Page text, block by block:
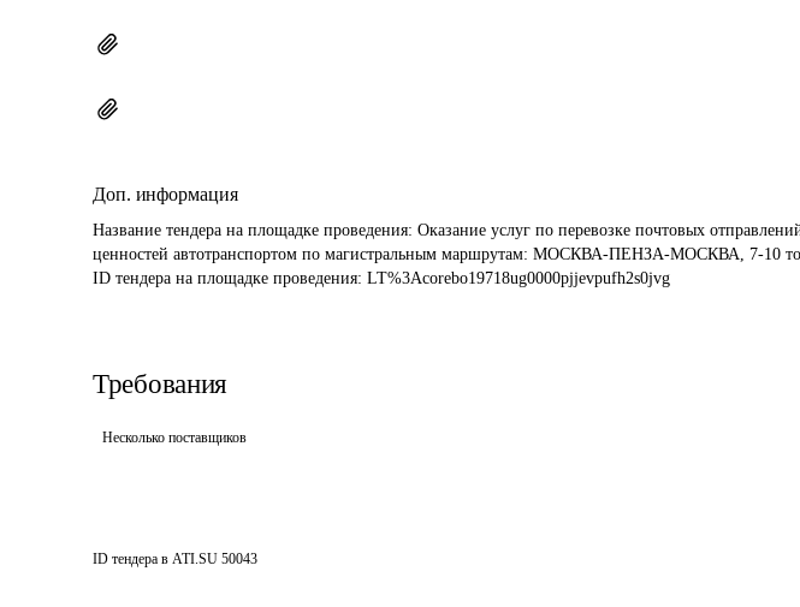
Доп. информация
Название тендера на площадке проведения: Оказание услуг по перевозке почтовых
ценностей автотранспортом по магистральным маршрутам: МОСКВА-ПЕНЗА-МОСКВА, 7-10
ID тендера на площадке проведения: LT%3Acorebo19718ug0000pjjevpufh2s0jvg
Требования
Несколько поставщиков
ID тендера в ATI.SU 50043